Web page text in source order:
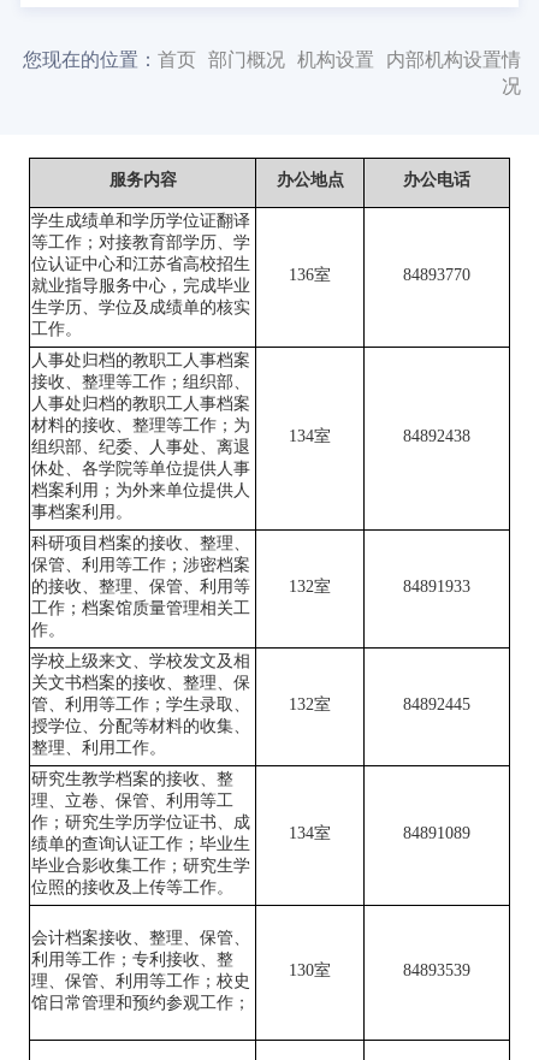
您现在的位置： 首页 部门概况 机构设置
内部机构设置情
况
服务内容 办公地点 办公电话
学生成绩单和学历学位证翻译
等工作 ；对接教育部学历、学
位认证中心和江苏省高校招生
就业指导服务中心，完成毕业
生学历、学位及成绩单的核实
工作。
136室 84893770
人事处归档的教职工人事档案
接收、整理等工作；组织部、
人事处归档的教职工人事档案
材料的接收、整理等工作；为
组织部、纪委、人事处、离退
休处、各学院等单位提供人事
档案利用；为外来单位提供人
事档案利用。
134室 84892438
科研项目 档案的接收、整理、
保管、 利用等工作 ； 涉密档案
的接收、整理、保管、利用等
工作； 档案馆质量管理相关工
作。
132室 84891933
学校上级来文、学校发文及相
关文书档案的接收、整理、保
管、 利用等工作；学生录取、
授学位、分配等材料的收集、
整理、利用工作。
132室 84892445
研究生教学档案的接收、整
理、立卷、保管、利用等工
作；研究生学历学位证书、成
绩单的查询认证工作； 毕业生
毕业合影收集工作； 研究生学
位照的接收及上传等工作。
134室 84891089
会计档案接收、整理、保管、
利用等工作；专利接收、整
理、保管、 利用等工作；校史
馆日常管理和预约参观工作 ；
130室 84893539